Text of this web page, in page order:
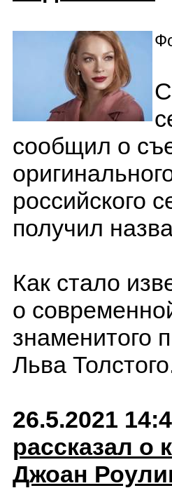
сообщил о
российского
получил
Как стало
о
знаменитого
Льва
26.5.2021
рассказал о
Джоан